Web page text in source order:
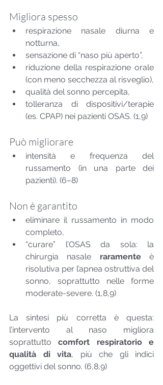
Migliora spesso
respirazione nasale diurna e
notturna,
sensazione di “naso più aperto”,
riduzione della respirazione orale
(con meno secchezza al risveglio),
qualità del sonno percepita,
tolleranza di dispositivi/terapie
(es. CPAP) nei pazienti OSAS. (1,9)
Può migliorare
intensità e frequenza del
russamento (in una parte dei
pazienti). (6–8)
Non è garantito
eliminare il russamento in modo
completo,
“curare” l’OSAS da sola: la
chirurgia nasale raramente è
risolutiva per l’apnea ostruttiva del
sonno, soprattutto nelle forme
moderate-severe. (1,8,9)
La sintesi più corretta è questa:
l’intervento al naso migliora
soprattutto comfort respiratorio e
qualità di vita, più che gli indici
oggettivi del sonno. (6,8,9)